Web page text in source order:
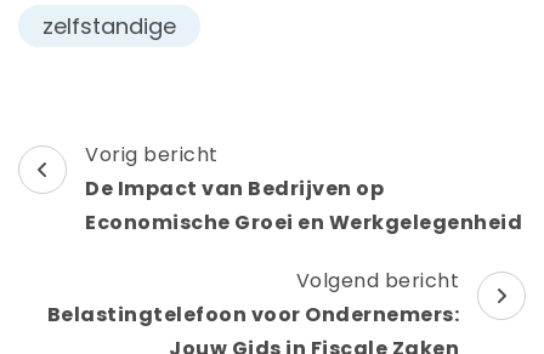
zelfstandige
Berichtnavigatie
Vorig bericht
De Impact van Bedrijven op
Economische Groei en Werkgelegenheid
Volgend bericht
Belastingtelefoon voor Ondernemers:
Jouw Gids in Fiscale Zaken